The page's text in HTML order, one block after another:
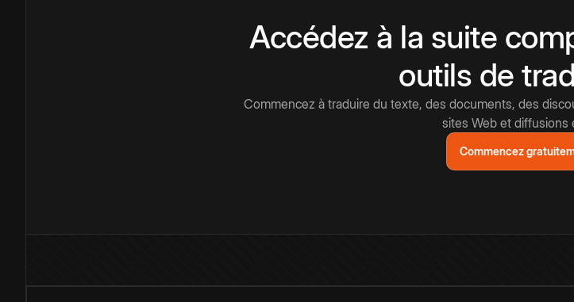
Accédez à la suite
outils de
Commencez à traduire du texte, des documents, des
sites Web et diffusions
Commencez